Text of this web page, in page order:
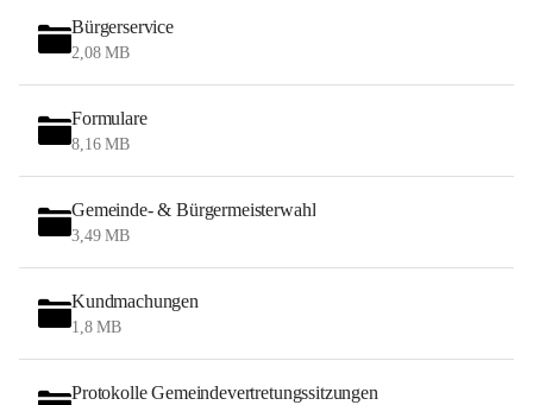
Bürgerservice
2,08 MB
Formulare
8,16 MB
Gemeinde- & Bürgermeisterwahl
3,49 MB
Kundmachungen
1,8 MB
Protokolle Gemeindevertretungssitzungen